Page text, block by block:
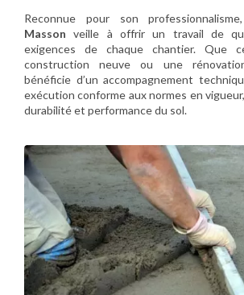
Reconnue pour son professionnalisme,
Masson veille à offrir un travail de
exigences de chaque chantier. Que
construction neuve ou une
bénéficie d’un accompagnement
exécution conforme aux normes en
durabilité et performance du sol.